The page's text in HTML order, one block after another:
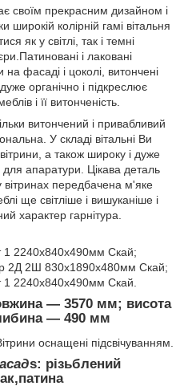
своїм прекрасним дизайном і
широкій колірній гамі вітальня
як у світлі, так і темні
і лаковані
фасаді і цоколі, витончені
органічно і підкреслює
і її витонченість.
витончений і привабливий
У складі вітальні Ви
а також широку і дуже
для апаратури. Цікава деталь
передбачена м'яке
ще світліше і вишуканіше і
характер гарнітура.
1 2240х840х490мм Скай;
2Д 2Ш 830х1890х480мм Скай;
1 2240х840х490мм Скай.
― 3570 мм; висота
― 490 мм
оснащені підсвічуванням.
s: різьблений